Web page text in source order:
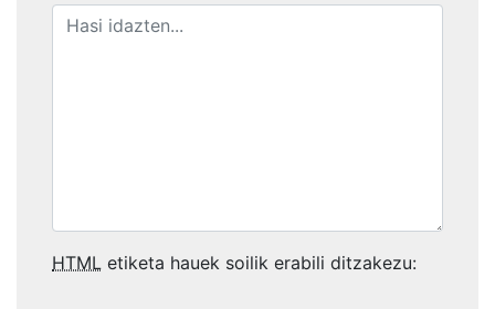
HTML etiketa hauek soilik erabili ditzakezu: